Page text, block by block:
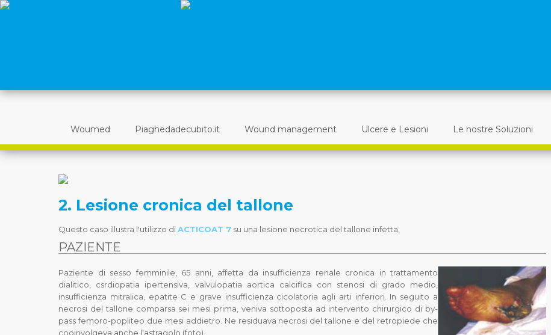
Woumed Piaghedadecubito.it Wound management Ulcere e Lesioni Le nostre Soluzioni
2. Lesione cronica del tallone
Questo caso illustra l'utilizzo diACTICOAT 7 su una lesione necrotica del tallone infetta.
PAZIENTE
Paziente di sesso femminile, 65 anni, affetta da insufficienza renale cronica in trattamento
dialitico, csrdiopatia ipertensiva, valvulopatia aortica calcifica con stenosi di grado medio,
insufficienza mitralica, epatite C e grave insufficienza cicolatoria agli arti inferiori. In seguito a
necrosi del tallone comparsa sei mesi prima, veniva sottoposta ad intervento chirurgico di by-
pass femoro-popliteo due mesi addietro. Ne residuava necrosi del tallone e del retropiede che
cooinvolgeva anche l'astragolo (foto).